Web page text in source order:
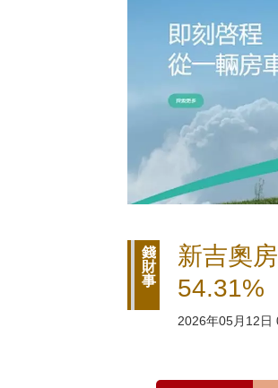
錢
財
事
新吉奧
54.31%
2026年05月12日